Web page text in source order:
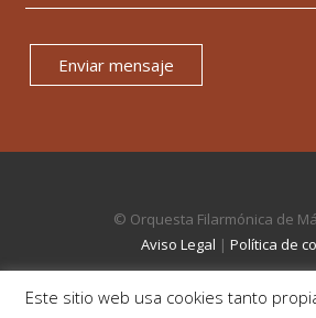
Enviar mensaje
© Orquesta Filarmónica de
Aviso Legal | Política de
Este sitio web usa cookies tanto